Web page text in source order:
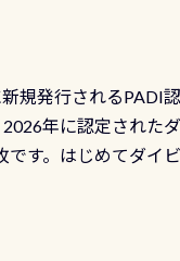
利用してみてはどう
料5,500円がなんと
ょう！そし続きを読
万十川、柿田川)の
伊勢湾に流れます
です川にしては珍
ジットは正に大自
規発行されるPADI
年に認定された
す。はじめてダイ